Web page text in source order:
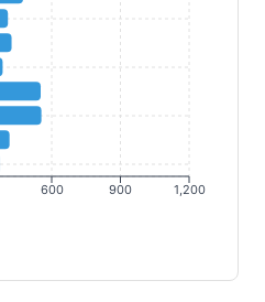
600 900 1,200